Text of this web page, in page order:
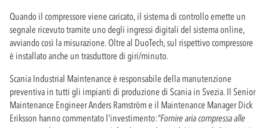
Quando il compressore viene caricato, il sistema di controllo emette un
segnale ricevuto tramite uno degli ingressi digitali del sistema online,
avviando così la misurazione. Oltre al DuoTech, sul rispettivo compressore
è installato anche un trasduttore di giri/minuto.
Scania Industrial Maintenance è responsabile della manutenzione
preventiva in tutti gli impianti di produzione di Scania in Svezia. Il Senior
Maintenance Engineer Anders Ramström e il Maintenance Manager Dick
Eriksson hanno commentato l'investimento:"Fornire aria compressa alle